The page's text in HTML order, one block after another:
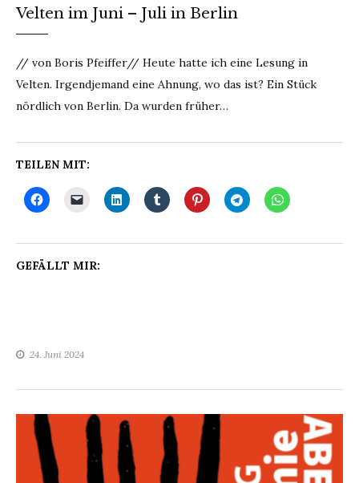
Velten im Juni – Juli in Berlin
// von Boris Pfeiffer// Heute hatte ich eine Lesung in
Velten. Irgendjemand eine Ahnung, wo das ist? Ein Stück
nördlich von Berlin. Da wurden früher…
TEILEN MIT:
GEFÄLLT MIR:
24. Juni 2024